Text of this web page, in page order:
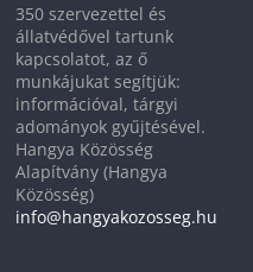
350 szervezettel és
állatvédővel tartunk
kapcsolatot, az ő
munkájukat segítjük:
információval, tárgyi
adományok gyűjtésével.
Hangya Közösség
Alapítvány (Hangya
Közösség)
info@hangyakozosseg.hu